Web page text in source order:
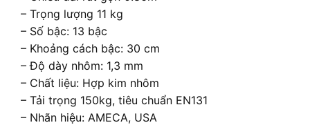
– Trọng lượng 11 kg
– Số bậc: 13 bậc
– Khoảng cách bậc: 30 cm
– Độ dày nhôm: 1,3 mm
– Chất liệu: Hợp kim nhôm
– Tải trọng 150kg, tiêu chuẩn EN131
– Nhãn hiệu: AMECA, USA